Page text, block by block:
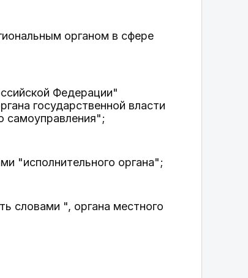
органом в сфере
Федерации"
государственной власти
самоуправления";
"исполнительного органа";
словами ", органа местного